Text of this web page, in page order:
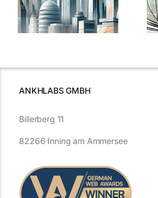
Nanoversiegelung
auf Glas
ANKHLABS GMBH
Billerberg 11
82266 Inning am Ammersee